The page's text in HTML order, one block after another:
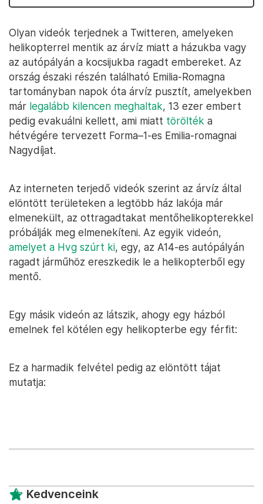
Olyan videók terjednek a Twitteren, amelyeken
helikopterrel mentik az árvíz miatt a házukba vagy
az autópályán a kocsijukba ragadt embereket. Az
ország északi részén található Emilia-Romagna
tartományban napok óta árvíz pusztít, amelyekben
már legalább kilencen meghaltak, 13 ezer embert
pedig evakuálni kellett, ami miatt törölték a
hétvégére tervezett Forma–1-es Emilia-romagnai
Nagydíjat.
Az interneten terjedő videók szerint az árvíz által
elöntött területeken a legtöbb ház lakója már
elmenekült, az ottragadtakat mentőhelikopterekkel
próbálják meg elmenekíteni. Az egyik videón,
amelyet a Hvg szúrt ki, egy, az A14-es autópályán
ragadt járműhöz ereszkedik le a helikopterből egy
mentő.
Egy másik videón az látszik, ahogy egy házból
emelnek fel kötélen egy helikopterbe egy férfit:
Ez a harmadik felvétel pedig az elöntött tájat
mutatja:
Kedvenceink